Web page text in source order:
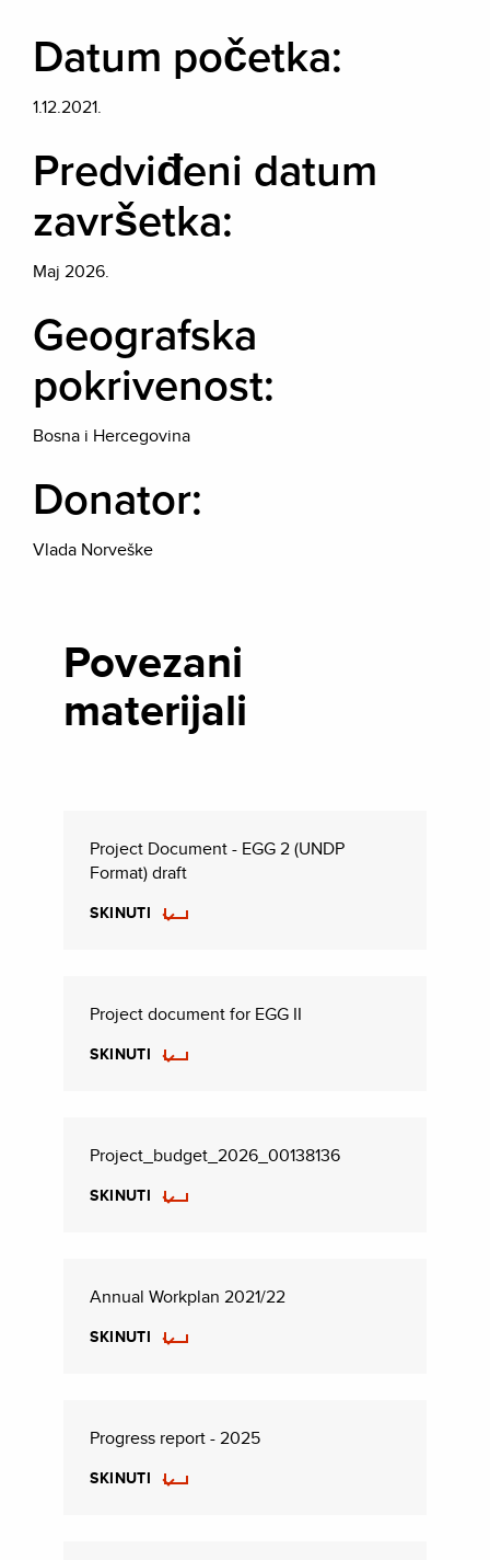
Datum početka:
1.12.2021.
Predviđeni datum
završetka:
Maj 2026.
Geografska
pokrivenost:
Bosna i Hercegovina
Donator:
Vlada Norveške
Povezani
materijali
Project Document - EGG 2 (UNDP
Format) draft
SKINUTI
Project document for EGG II
SKINUTI
Project_budget_2026_00138136
SKINUTI
Annual Workplan 2021/22
SKINUTI
Progress report - 2025
SKINUTI